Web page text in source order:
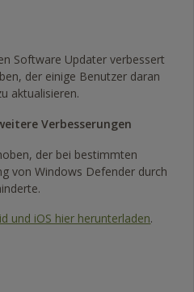
Software Updater verbessert
der einige Benutzer daran
aktualisieren.
Verbesserungen
der bei bestimmten
von Windows Defender durch
und iOS hier herunterladen.